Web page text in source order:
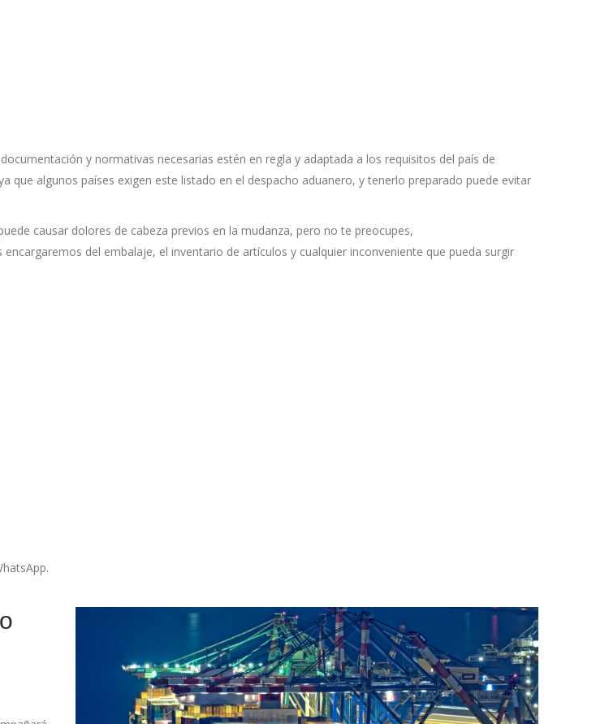
y normativas necesarias estén en regla y adaptada a los requisitos del país de
que algunos países exigen este listado en el despacho aduanero, y tenerlo preparado puede evitar
causar dolores de cabeza previos en la mudanza, pero no te preocupes,
del embalaje, el inventario de artículos y cualquier inconveniente que pueda surgir